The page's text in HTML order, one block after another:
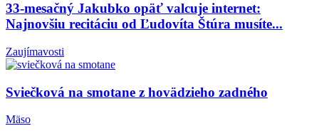
33-mesačný Jakubko opäť valcuje internet:
Najnovšiu recitáciu od Ľudovíta Štúra musíte...
Zaujímavosti
Sviečková na smotane z hovädzieho zadného
Mäso